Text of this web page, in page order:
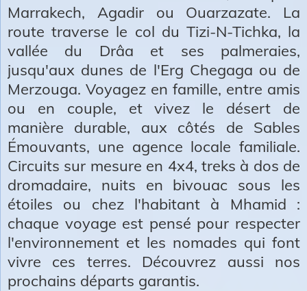
Marrakech, Agadir ou Ouarzazate. La
route traverse le col du Tizi-N-Tichka, la
vallée du Drâa et ses palmeraies,
jusqu'aux dunes de l'Erg Chegaga ou de
Merzouga. Voyagez en famille, entre amis
ou en couple, et vivez le désert de
manière durable, aux côtés de Sables
Émouvants, une agence locale familiale.
Circuits sur mesure en 4x4, treks à dos de
dromadaire, nuits en bivouac sous les
étoiles ou chez l'habitant à Mhamid :
chaque voyage est pensé pour respecter
l'environnement et les nomades qui font
vivre ces terres. Découvrez aussi nos
prochains départs garantis.